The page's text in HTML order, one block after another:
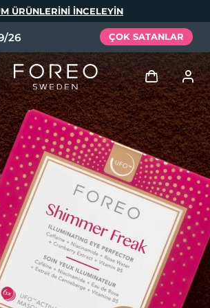
ÜRÜNLERINI INCELEYIN
26 ÇOK SATANLAR
Giriş
Kullanici profi̇li̇
Cihazlarım
Siparişlerim
Adresim
Aboneliklerim
Tech Elixir
Set
Deutsch
Español
Italiano
Português
Svenska
Русский
简体中文 繁體中文